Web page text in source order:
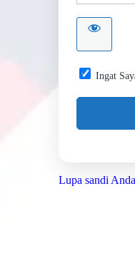
Ingat
Lupa sandi